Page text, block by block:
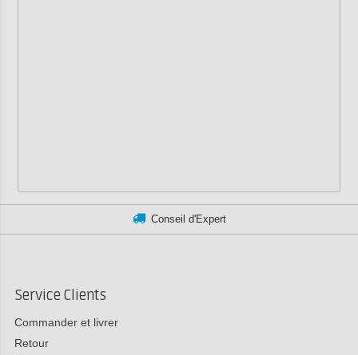
Conseil d'Expert
Service Clients
Commander et livrer
Retour